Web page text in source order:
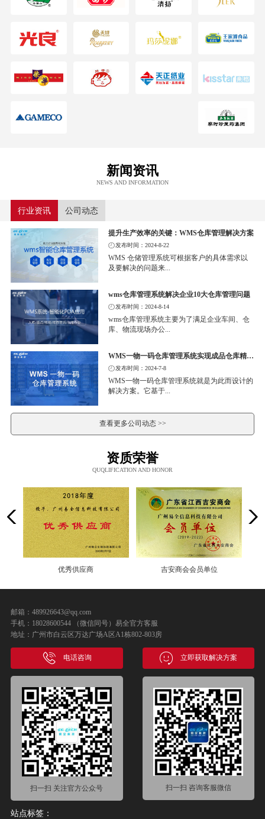
新闻资讯
NEWS AND INFORMATION
行业资讯 公司动态
提升生产效率的关键：WMS仓库管理解决方案
发布时间：2024-8-22
WMS 仓储管理系统可根据客户的具体需求以
及要解决的问题来...
wms仓库管理系统解决企业10大仓库管理问题
发布时间：2024-8-14
wms仓库管理系统主要为了满足企业车间、仓
库、物流现场办公...
WMS一物一码仓库管理系统实现成品仓库精细化管理
发布时间：2024-7-8
WMS一物一码仓库管理系统就是为此而设计的
解决方案。它基于...
查看更多公司动态 >>
资质荣誉
QUQLIFICATION AND HONOR
优秀供应商 吉安商会会员单位
邮箱：489926643@qq.com
手机：18028600544 （微信同号）易全官方客服
地址：广州市白云区万达广场A区A1栋802-803房
电话咨询 立即获取解决方案
扫一扫 关注官方公众号 扫一扫 咨询客服微信
站点标签：